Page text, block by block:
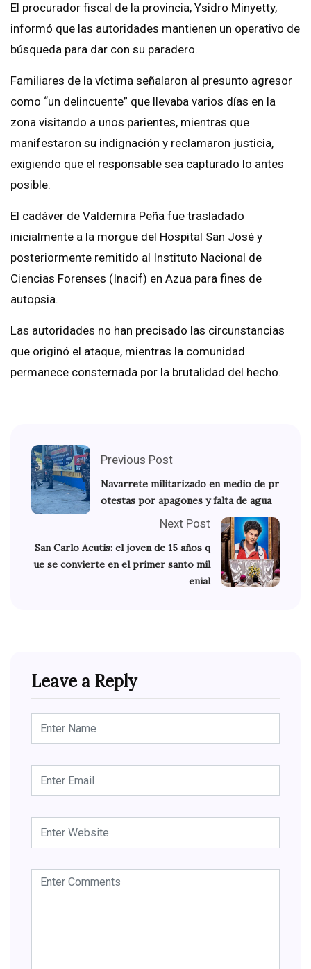
El procurador fiscal de la provincia, Ysidro Minyetty,
informó que las autoridades mantienen un operativo de
búsqueda para dar con su paradero.
Familiares de la víctima señalaron al presunto agresor
como “un delincuente” que llevaba varios días en la
zona visitando a unos parientes, mientras que
manifestaron su indignación y reclamaron justicia,
exigiendo que el responsable sea capturado lo antes
posible.
El cadáver de Valdemira Peña fue trasladado
inicialmente a la morgue del Hospital San José y
posteriormente remitido al Instituto Nacional de
Ciencias Forenses (Inacif) en Azua para fines de
autopsia.
Las autoridades no han precisado las circunstancias
que originó el ataque, mientras la comunidad
permanece consternada por la brutalidad del hecho.
Previous Post
Navarrete militarizado en medio de pr
otestas por apagones y falta de agua
Next Post
San Carlo Acutis: el joven de 15 años q
ue se convierte en el primer santo mil
enial
Leave a Reply